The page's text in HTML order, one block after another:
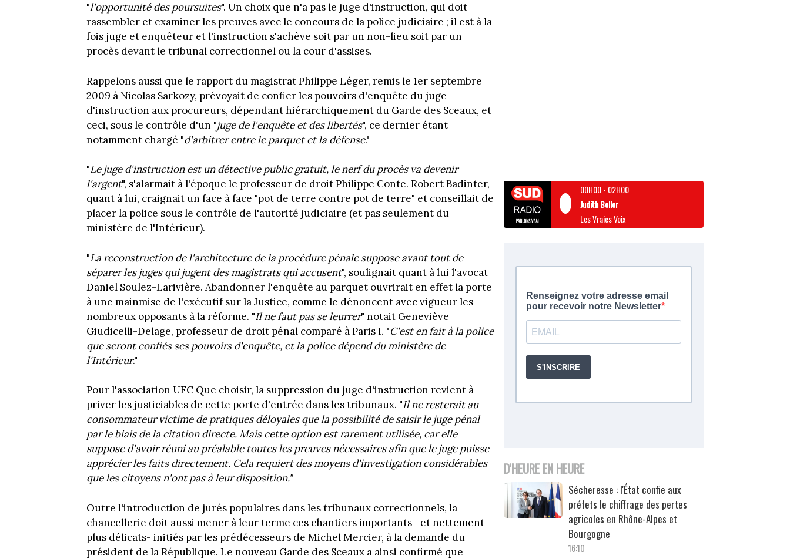
"l'opportunité des poursuites". Un choix que n'a pas le juge d'instruction, qui doit
rassembler et examiner les preuves avec le concours de la police judiciaire ; il est à la
fois juge et enquêteur et l'instruction s'achève soit par un non-lieu soit par un
procès devant le tribunal correctionnel ou la cour d'assises.
Rappelons aussi que le rapport du magistrat Philippe Léger, remis le 1er septembre
2009 à Nicolas Sarkozy, prévoyait de confier les pouvoirs d'enquête du juge
d'instruction aux procureurs, dépendant hiérarchiquement du Garde des Sceaux, et
ceci, sous le contrôle d'un "juge de l'enquête et des libertés", ce dernier étant
notamment chargé "d'arbitrer entre le parquet et la défense."
"Le juge d'instruction est un détective public gratuit, le nerf du procès va devenir
l'argent", s'alarmait à l'époque le professeur de droit Philippe Conte. Robert Badinter,
quant à lui, craignait un face à face "pot de terre contre pot de terre" et conseillait de
placer la police sous le contrôle de l'autorité judiciaire (et pas seulement du
ministère de l'Intérieur).
"La reconstruction de l'architecture de la procédure pénale suppose avant tout de
séparer les juges qui jugent des magistrats qui accusent", soulignait quant à lui l'avocat
Daniel Soulez-Larivière. Abandonner l'enquête au parquet ouvrirait en effet la porte
à une mainmise de l'exécutif sur la Justice, comme le dénoncent avec vigueur les
nombreux opposants à la réforme. "Il ne faut pas se leurrer" notait Geneviève
Giudicelli-Delage, professeur de droit pénal comparé à Paris I. "C'est en fait à la police
que seront confiés ses pouvoirs d'enquête, et la police dépend du ministère de
l'Intérieur."
Pour l'association UFC Que choisir, la suppression du juge d'instruction revient à
priver les justiciables de cette porte d'entrée dans les tribunaux. "Il ne resterait au
consommateur victime de pratiques déloyales que la possibilité de saisir le juge pénal
par le biais de la citation directe. Mais cette option est rarement utilisée, car elle
suppose d'avoir réuni au préalable toutes les preuves nécessaires afin que le juge puisse
apprécier les faits directement. Cela requiert des moyens d'investigation considérables
que les citoyens n'ont pas à leur disposition."
Outre l'introduction de jurés populaires dans les tribunaux correctionnels, la
chancellerie doit aussi mener à leur terme ces chantiers importants –et nettement
plus délicats- initiés par les prédécesseurs de Michel Mercier, à la demande du
président de la République. Le nouveau Garde des Sceaux a ainsi confirmé que
00H00- 02H00
Judith Beller
Les Vraies Voix
D'HEURE EN HEURE
Sécheresse : l'État confie aux
préfets le chiffrage des pertes
agricoles en Rhône-Alpes et
Bourgogne
16:10